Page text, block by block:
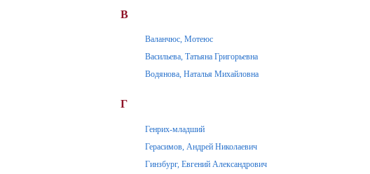
В
Валанчюс, Мотеюс
Васильева, Татьяна Григорьевна
Водянова, Наталья Михайловна
Г
Генрих-младший
Герасимов, Андрей Николаевич
Гинзбург, Евгений Александрович